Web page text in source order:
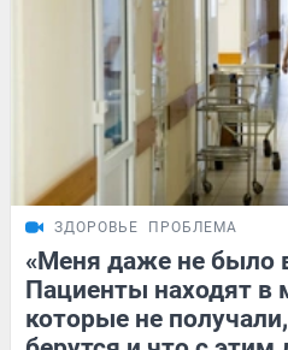
ЗДОРОВЬЕ ПРОБЛЕМА
«Меня даже не было
Пациенты находят в
которые не